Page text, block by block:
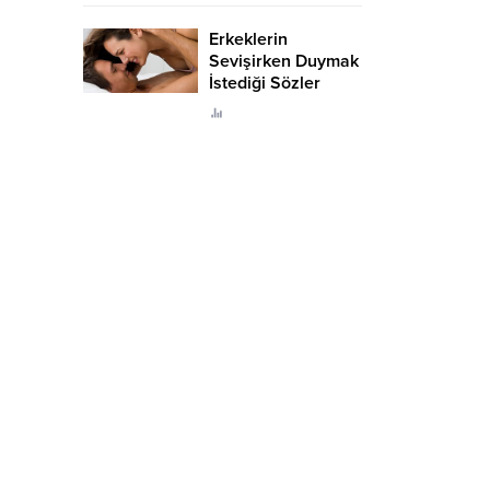
Erkeklerin
Sevişirken Duymak
İstediği Sözler
Neler?